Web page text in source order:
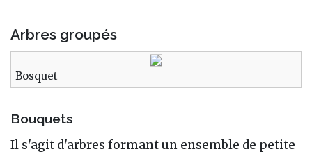
Arbres groupés
Bosquet
Bouquets
Il s'agit d'arbres formant un ensemble de petite